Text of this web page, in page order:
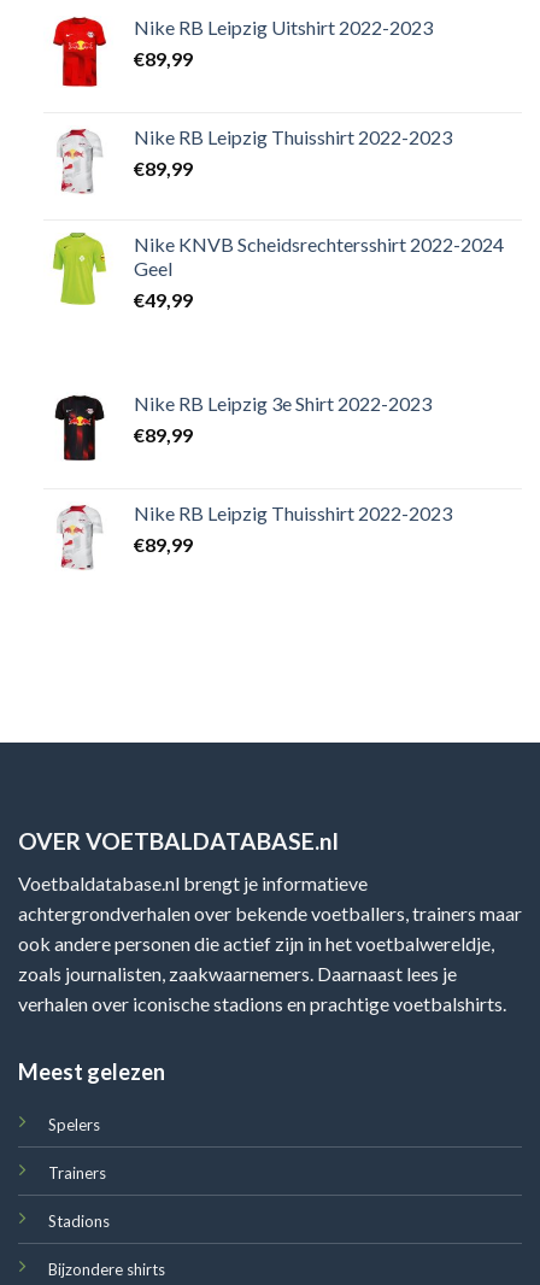
Nike RB Leipzig Uitshirt 2022-2023
€89,99
Nike RB Leipzig Thuisshirt 2022-2023
€89,99
Nike KNVB Scheidsrechtersshirt 2022-2024
Geel
€49,99
Nike RB Leipzig 3e Shirt 2022-2023
€89,99
Nike RB Leipzig Thuisshirt 2022-2023
€89,99
OVER VOETBALDATABASE.nl
Voetbaldatabase.nl brengt je informatieve
achtergrondverhalen over bekende voetballers, trainers maar
ook andere personen die actief zijn in het voetbalwereldje,
zoals journalisten, zaakwaarnemers. Daarnaast lees je
verhalen over iconische stadions en prachtige voetbalshirts.
Meest gelezen
Spelers
Trainers
Stadions
Bijzondere shirts